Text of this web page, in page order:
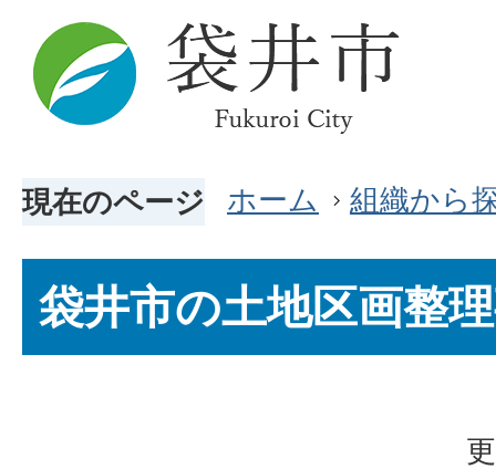
現在のページ ホーム 組織から
袋井市の土地区画整